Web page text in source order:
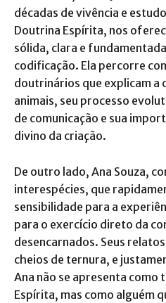
décadas de vivência e
Doutrina Espírita, nos
sólida, clara e
codificação. Ela percorre
doutrinários que explicam a
animais, seu processo
de comunicação e sua
divino da criação.
De outro lado, Ana Souza,
interespécies, que
sensibilidade para a
para o exercício direto da
desencarnados. Seus
cheios de ternura, e
Ana não se apresenta como
Espírita, mas como alguém